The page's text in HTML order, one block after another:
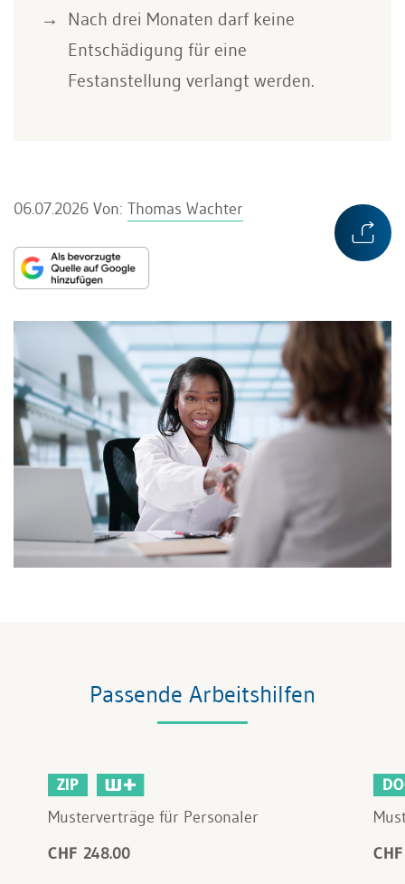
Nach drei Monaten darf keine
Entschädigung für eine
Festanstellung verlangt werden.
06.07.2026 Von: Thomas Wachter
Passende Arbeitshilfen
ZIP
Musterverträge für Personaler
CHF 248.00